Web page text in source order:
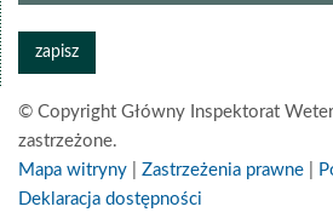
© Copyright Główny Inspektorat
zastrzeżone.
Mapa witryny
Zastrzeżenia prawne
Deklaracja dostępności